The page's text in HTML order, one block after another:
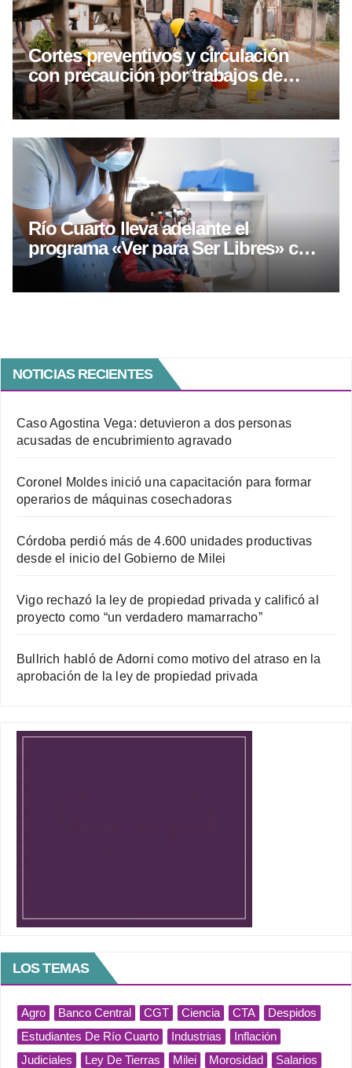
Cortes preventivos y circulación
con precaución por trabajos de
hormigonado y asfaltado
Río Cuarto lleva adelante el
programa «Ver para Ser Libres» con
controles oftalmológicos y entrega
gratuita de lentes
NOTICIAS RECIENTES
Caso Agostina Vega: detuvieron a dos personas
acusadas de encubrimiento agravado
Coronel Moldes inició una capacitación para formar
operarios de máquinas cosechadoras
Córdoba perdió más de 4.600 unidades productivas
desde el inicio del Gobierno de Milei
Vigo rechazó la ley de propiedad privada y calificó al
proyecto como “un verdadero mamarracho”
Bullrich habló de Adorni como motivo del atraso en la
aprobación de la ley de propiedad privada
LOS TEMAS
Agro Banco Central CGT Ciencia CTA
Despidos
Estudiantes De Río Cuarto
Industrias
Inflación
Judiciales
Ley De Tierras Milei Morosidad
Salarios